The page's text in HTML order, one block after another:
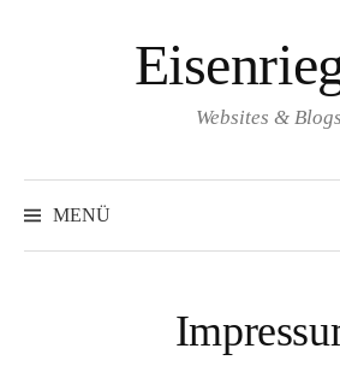
Websites & Blogs
MENÜ